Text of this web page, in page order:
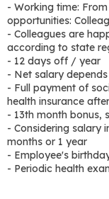
- Working time:
opportunities:
- Colleagues are
according to state
- 12 days off / year
- Net salary
- Full payment of
health insurance
- 13th month bonus,
- Considering salary
months or 1 year
- Employee's
- Periodic health